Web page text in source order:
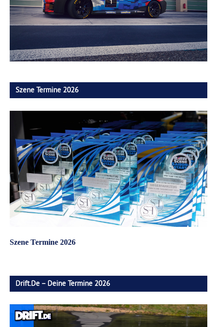
Szene Termine 2026
Szene Termine 2026
Drift.de – Deine Termine 2026